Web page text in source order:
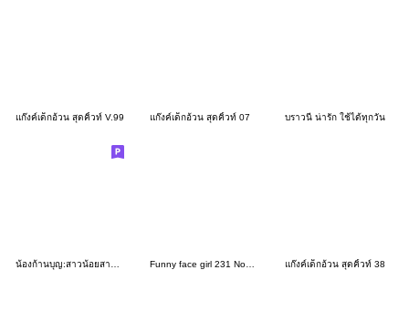
แก๊งค์เด็กอ้วน สุดคิ้วท์ V.99 แก๊งค์เด็กอ้วน สุดคิ้วท์ 07 บราวนี่ น่ารัก ใช้ได้ทุกวัน
น้องก้านบุญ:สาวน้อยสายบุญ(บิ๊ก) Funny face girl 231 NoText แก๊งค์เด็กอ้วน สุดคิ้วท์ 38